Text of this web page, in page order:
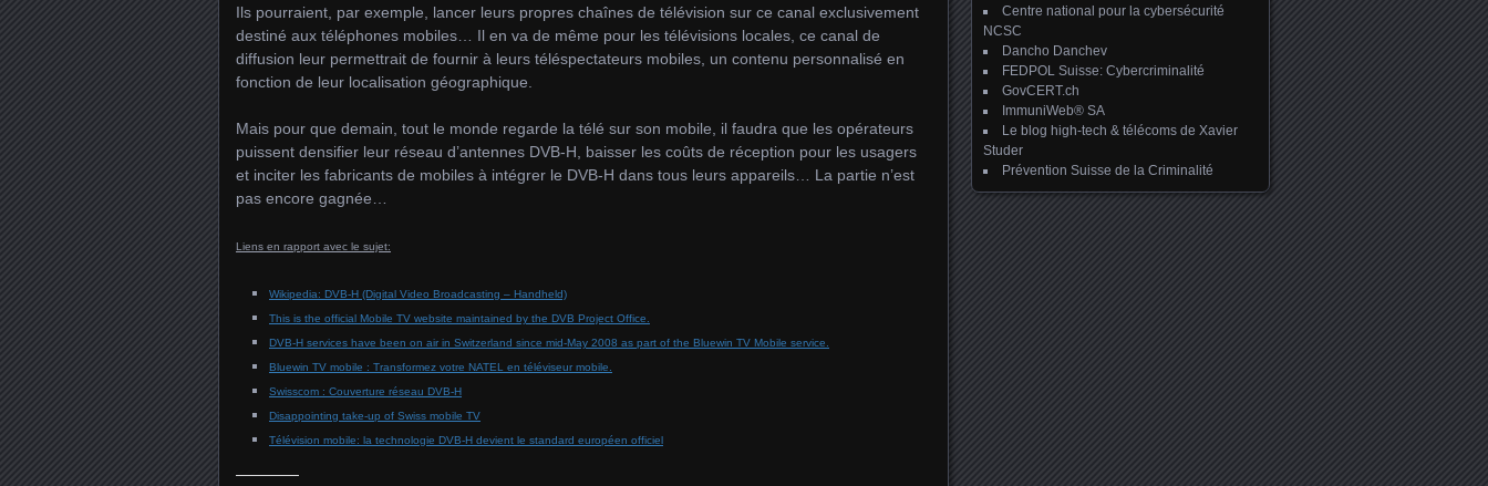
Ils pourraient, par exemple, lancer leurs propres chaînes de télévision sur ce canal exclusivement
destiné aux téléphones mobiles… Il en va de même pour les télévisions locales, ce canal de
diffusion leur permettrait de fournir à leurs téléspectateurs mobiles, un contenu personnalisé en
fonction de leur localisation géographique.
Mais pour que demain, tout le monde regarde la télé sur son mobile, il faudra que les opérateurs
puissent densifier leur réseau d’antennes DVB-H, baisser les coûts de réception pour les usagers
et inciter les fabricants de mobiles à intégrer le DVB-H dans tous leurs appareils… La partie n’est
pas encore gagnée…
Liens en rapport avec le sujet:
Wikipedia: DVB-H (Digital Video Broadcasting – Handheld)
This is the official Mobile TV website maintained by the DVB Project Office.
DVB-H services have been on air in Switzerland since mid-May 2008 as part of the Bluewin TV Mobile service.
Bluewin TV mobile : Transformez votre NATEL en téléviseur mobile.
Swisscom : Couverture réseau DVB-H
Disappointing take-up of Swiss mobile TV
Télévision mobile: la technologie DVB-H devient le standard européen officiel
Centre national pour la cybersécurité
NCSC
Dancho Danchev
FEDPOL Suisse: Cybercriminalité
GovCERT.ch
ImmuniWeb® SA
Le blog high-tech & télécoms de Xavier
Studer
Prévention Suisse de la Criminalité